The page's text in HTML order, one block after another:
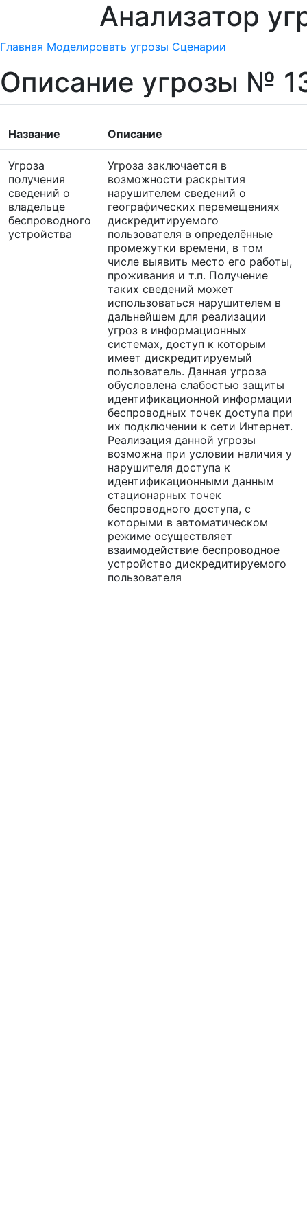
Анализатор
Главная Моделировать угрозы Сценарии
Описание угрозы №
Название Описание
Угроза
получения
сведений о
владельце
беспроводного
устройства
Угроза заключается в
возможности раскрытия
нарушителем сведений о
географических перемещениях
дискредитируемого
пользователя в определённые
промежутки времени, в том
числе выявить место его работы,
проживания и т.п. Получение
таких сведений может
использоваться нарушителем в
дальнейшем для реализации
угроз в информационных
системах, доступ к которым
имеет дискредитируемый
пользователь. Данная угроза
обусловлена слабостью защиты
идентификационной информации
беспроводных точек доступа при
их подключении к сети Интернет.
Реализация данной угрозы
возможна при условии наличия у
нарушителя доступа к
идентификационными данным
стационарных точек
беспроводного доступа, с
которыми в автоматическом
режиме осуществляет
взаимодействие беспроводное
устройство дискредитируемого
пользователя